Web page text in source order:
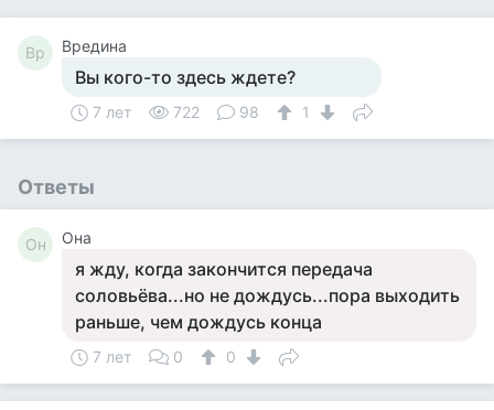
Вр Вредина
Вы кого-то здесь ждете?
7 лет 722 98 1
Ответы
Он Она
я жду, когда закончится передача
соловьёва...но не дождусь...пора выходить
раньше, чем дождусь конца
7 лет 0 0